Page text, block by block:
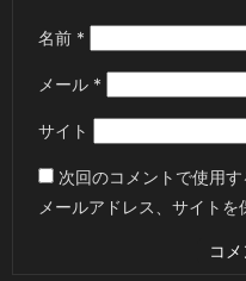
名前 *
メール *
サイト
次回のコメントで使用
メールアドレス、サイトを